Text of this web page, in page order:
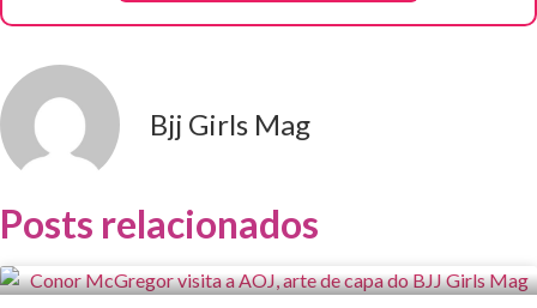
Bjj Girls Mag
Posts relacionados